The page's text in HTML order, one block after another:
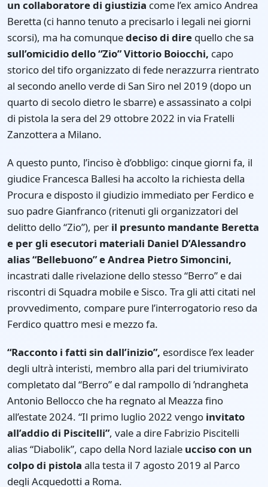
un collaboratore di giustizia come l’ex amico Andrea
Beretta (ci hanno tenuto a precisarlo i legali nei giorni
scorsi), ma ha comunquedeciso di dire quello che sa
sull’omicidio dello “Zio” Vittorio Boiocchi, capo
storico del tifo organizzato di fede nerazzurra rientrato
al secondo anello verde di San Siro nel 2019 (dopo un
quarto di secolo dietro le sbarre) e assassinato a colpi
di pistola la sera del 29 ottobre 2022 in via Fratelli
Zanzottera a Milano.
A questo punto, l’inciso è d’obbligo: cinque giorni fa, il
giudice Francesca Ballesi ha accolto la richiesta della
Procura e disposto il giudizio immediato per Ferdico e
suo padre Gianfranco (ritenuti gli organizzatori del
delitto dello “Zio”), per il presunto mandante Beretta
e per gli esecutori materiali Daniel D’Alessandro
alias “Bellebuono” e Andrea Pietro Simoncini,
incastrati dalle rivelazione dello stesso “Berro” e dai
riscontri di Squadra mobile e Sisco. Tra gli atti citati nel
provvedimento, compare pure l’interrogatorio reso da
Ferdico quattro mesi e mezzo fa.
“Racconto i fatti sin dall’inizio”, esordisce l’ex leader
degli ultrà interisti, membro alla pari del triumivirato
completato dal “Berro” e dal rampollo di ’ndrangheta
Antonio Bellocco che ha regnato al Meazza fino
all’estate 2024. “Il primo luglio 2022 vengo invitato
all’addio di Piscitelli”, vale a dire Fabrizio Piscitelli
alias “Diabolik”, capo della Nord laziale ucciso con un
colpo di pistola alla testa il 7 agosto 2019 al Parco
degli Acquedotti a Roma.